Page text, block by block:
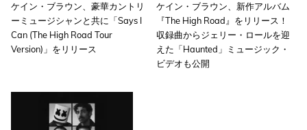
ケイン・ブラウン、豪華カントリ
ーミュージシャンと共に「Says I
Can (The High Road Tour
Version)」をリリース
ケイン・ブラウン、新作アルバム
『The High Road』をリリース！
収録曲からジェリー・ロールを迎
えた「Haunted」ミュージック・
ビデオも公開